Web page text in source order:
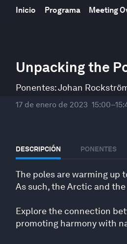
Inicio Programa Meeting
Unpacking the
Ponentes:Johan
17 de enero de 2023
DESCRIPCIÓN PONENTES
The poles are warming up
As such, the Arctic and
Explore the connection
promoting harmony with
seconds
of
minutes,
secondsVolume
90%